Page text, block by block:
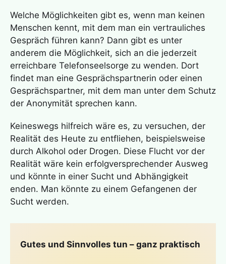
Welche Möglichkeiten gibt es, wenn man keinen
Menschen kennt, mit dem man ein vertrauliches
Gespräch führen kann? Dann gibt es unter
anderem die Möglichkeit, sich an die jederzeit
erreichbare Telefonseelsorge zu wenden. Dort
findet man eine Gesprächspartnerin oder einen
Gesprächspartner, mit dem man unter dem Schutz
der Anonymität sprechen kann.
Keineswegs hilfreich wäre es, zu versuchen, der
Realität des Heute zu entfliehen, beispielsweise
durch Alkohol oder Drogen. Diese Flucht vor der
Realität wäre kein erfolgversprechender Ausweg
und könnte in einer Sucht und Abhängigkeit
enden. Man könnte zu einem Gefangenen der
Sucht werden.
Gutes und Sinnvolles tun – ganz praktisch